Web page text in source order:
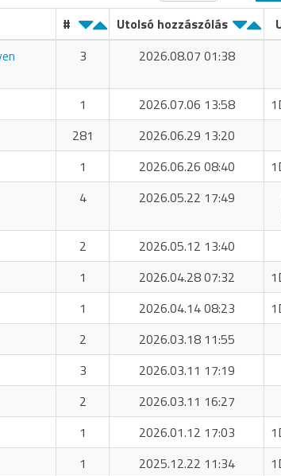
# Utolsó hozzászólás
3 2026.08.07 01:38
1 2026.07.06 13:58
281 2026.06.29 13:20
1 2026.06.26 08:40
4 2026.05.22 17:49
2 2026.05.12 13:40
1 2026.04.28 07:32
1 2026.04.14 08:23
2 2026.03.18 11:55
3 2026.03.11 17:19
2 2026.03.11 16:27
1 2026.01.12 17:03
1 2025.12.22 11:34